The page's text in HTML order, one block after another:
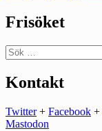
Frisöket
Sök
efter:
Kontakt
Twitter+ Facebook +
Mastodon